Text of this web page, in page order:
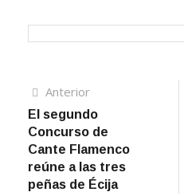
Navegación
de
entradas
AnteriorArtículo
anterior
El segundo
Concurso de
Cante Flamenco
reúne a las tres
peñas de Écija